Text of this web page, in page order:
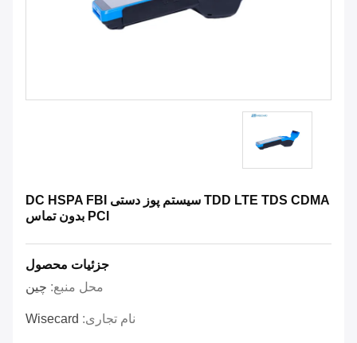
TDD LTE TDS CDMA سیستم پوز دستی DC HSPA FBI
PCI بدون تماس
جزئیات محصول
محل منبع: چین
نام تجاری: Wisecard